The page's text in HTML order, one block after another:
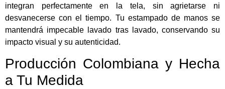
integran perfectamente en la tela, sin agrietarse ni
desvanecerse con el tiempo. Tu estampado de manos se
mantendrá impecable lavado tras lavado, conservando su
impacto visual y su autenticidad.
Producción Colombiana y Hecha
a Tu Medida